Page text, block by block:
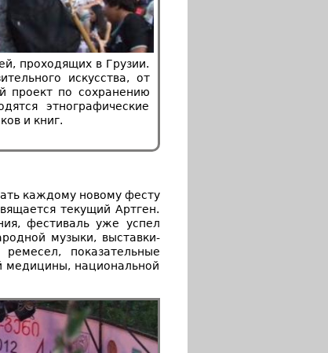
проходящих в Грузии.
искусства, от
проект по сохранению
этнографические
и книг.
каждому новому фесту
текущий Артген.
фестиваль уже успел
музыки, выставки-
показательные
медицины, национальной